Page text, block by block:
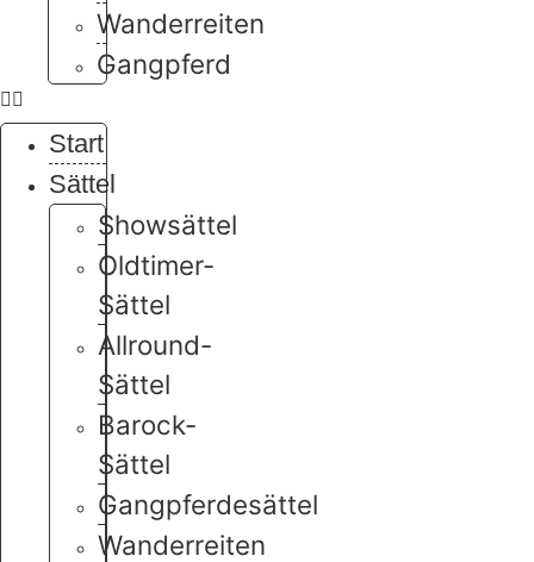
Wanderreiten
Gangpferd
Start
Sättel
Showsättel
Oldtimer-
Sättel
Allround-
Sättel
Barock-
Sättel
Gangpferdesättel
Wanderreiten